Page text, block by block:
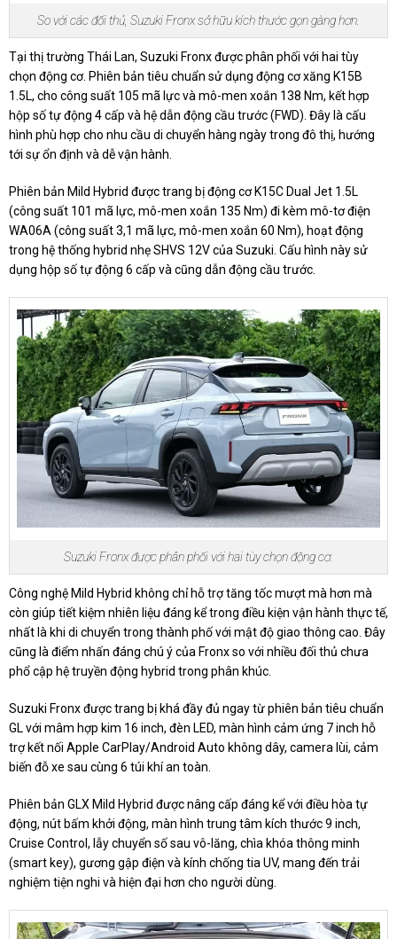
So với các đối thủ, Suzuki Fronx sở hữu kích thước gọn gàng hơn.
Tại thị trường Thái Lan, Suzuki Fronx được phân phối với hai tùy
chọn động cơ. Phiên bản tiêu chuẩn sử dụng động cơ xăng K15B
1.5L, cho công suất 105 mã lực và mô-men xoắn 138 Nm, kết hợp
hộp số tự động 4 cấp và hệ dẫn động cầu trước (FWD). Đây là cấu
hình phù hợp cho nhu cầu di chuyển hàng ngày trong đô thị, hướng
tới sự ổn định và dễ vận hành.
Phiên bản Mild Hybrid được trang bị động cơ K15C Dual Jet 1.5L
(công suất 101 mã lực, mô-men xoắn 135 Nm) đi kèm mô-tơ điện
WA06A (công suất 3,1 mã lực, mô-men xoắn 60 Nm), hoạt động
trong hệ thống hybrid nhẹ SHVS 12V của Suzuki. Cấu hình này sử
dụng hộp số tự động 6 cấp và cũng dẫn động cầu trước.
Suzuki Fronx được phân phối với hai tùy chọn động cơ.
Công nghệ Mild Hybrid không chỉ hỗ trợ tăng tốc mượt mà hơn mà
còn giúp tiết kiệm nhiên liệu đáng kể trong điều kiện vận hành thực tế,
nhất là khi di chuyển trong thành phố với mật độ giao thông cao. Đây
cũng là điểm nhấn đáng chú ý của Fronx so với nhiều đối thủ chưa
phổ cập hệ truyền động hybrid trong phân khúc.
Suzuki Fronx được trang bị khá đầy đủ ngay từ phiên bản tiêu chuẩn
GL với mâm hợp kim 16 inch, đèn LED, màn hình cảm ứng 7 inch hỗ
trợ kết nối Apple CarPlay/Android Auto không dây, camera lùi, cảm
biến đỗ xe sau cùng 6 túi khí an toàn.
Phiên bản GLX Mild Hybrid được nâng cấp đáng kể với điều hòa tự
động, nút bấm khởi động, màn hình trung tâm kích thước 9 inch,
Cruise Control, lẫy chuyển số sau vô-lăng, chìa khóa thông minh
(smart key), gương gập điện và kính chống tia UV, mang đến trải
nghiệm tiện nghi và hiện đại hơn cho người dùng.